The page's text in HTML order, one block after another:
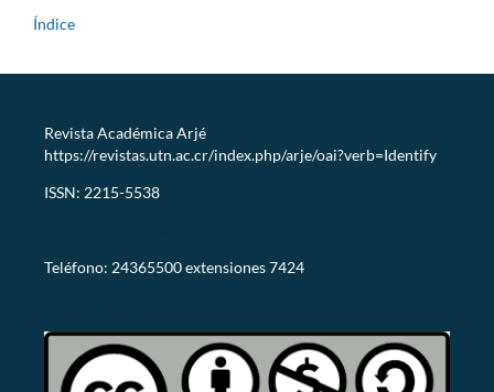
Índice
Revista Académica Arjé
https://revistas.utn.ac.cr/index.php/arje/oai?verb=Identify
ISSN: 2215-5538
Teléfono: 24365500 extensiones 7424